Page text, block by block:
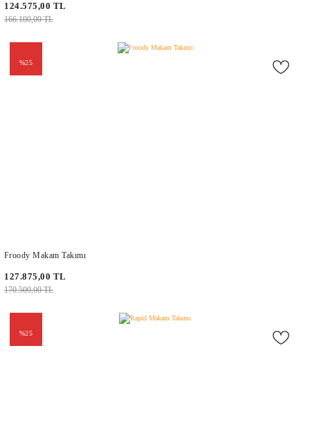
124.575,00 TL
166.100,00 TL
%25
Froody Makam Takımı
127.875,00 TL
170.500,00 TL
%25